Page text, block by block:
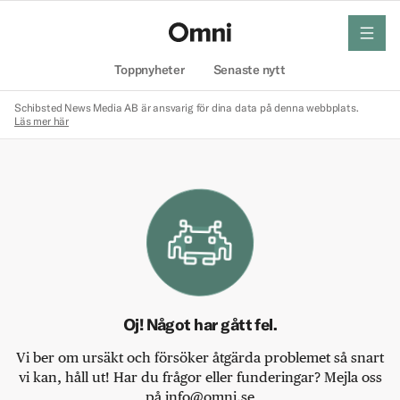
Toppnyheter Senaste nytt
meny
Schibsted News Media AB är ansvarig för dina data på denna webbplats.
Läs mer här
Oj! Något har gått fel.
Vi ber om ursäkt och försöker åtgärda problemet så snart
vi kan, håll ut! Har du frågor eller funderingar? Mejla oss